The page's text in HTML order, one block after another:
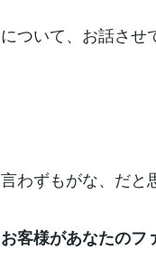
について、お話させ
言わずもがな、だと
お客様があなたのフ